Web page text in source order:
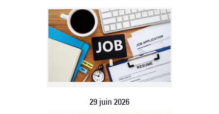
29 juin 2026